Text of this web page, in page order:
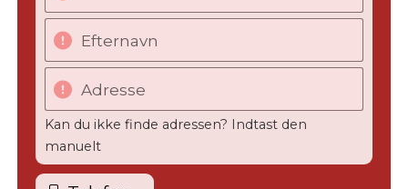
Efternavn
Adresse
Kan du ikke finde adressen? Indtast den
manuelt